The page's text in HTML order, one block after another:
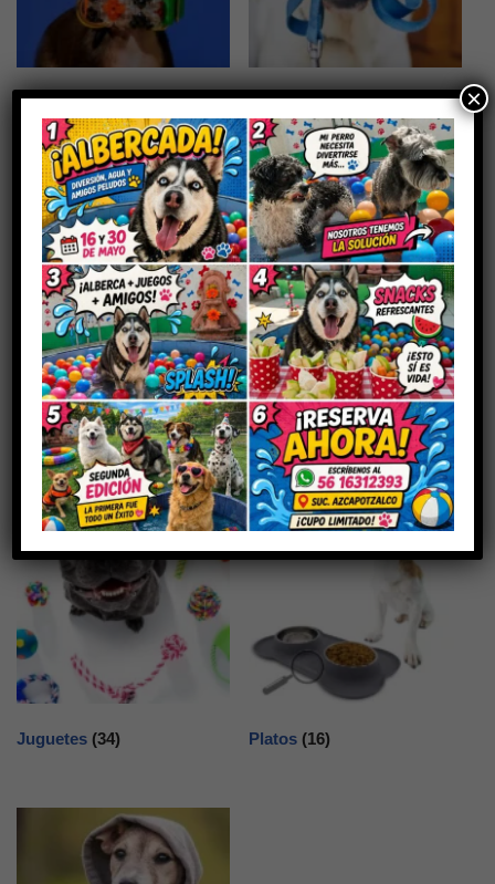
collares(21) Correas(18)
Descanso(9) Higiene(40)
Juguetes (34) Platos (16)
×